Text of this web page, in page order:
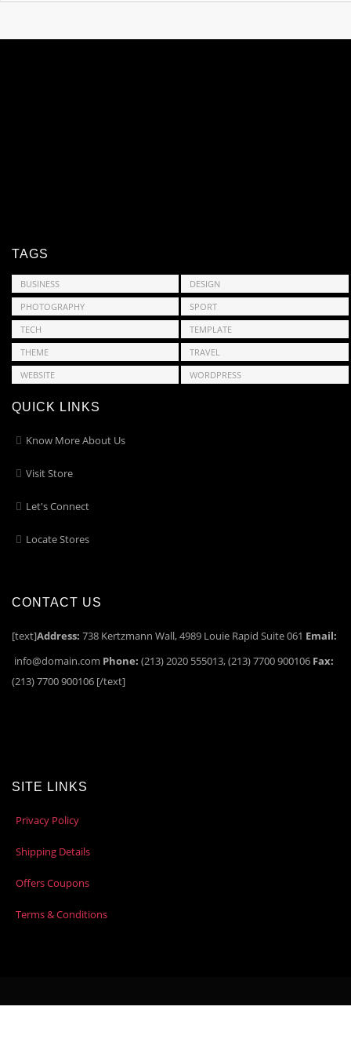
TAGS
BUSINESS
DESIGN
PHOTOGRAPHY
SPORT
TECH
TEMPLATE
THEME
TRAVEL
WEBSITE
WORDPRESS
QUICK LINKS
Know More About Us
Visit Store
Let's Connect
Locate Stores
CONTACT US
[text]Address: 738 Kertzmann Wall, 4989 Louie Rapid Suite 061 Email:
info@domain.com Phone: (213) 2020 555013, (213) 7700 900106 Fax:
(213) 7700 900106 [/text]
SITE LINKS
Privacy Policy
Shipping Details
Offers Coupons
Terms & Conditions